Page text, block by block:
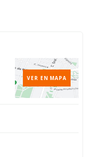
VER EN MAPA